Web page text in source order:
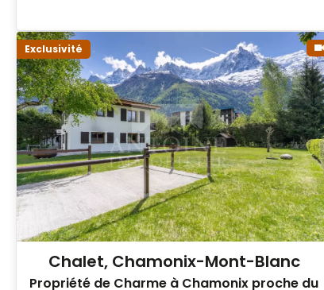
Exclusivité
Chalet, Chamonix-Mont-Blanc
Propriété de Charme à Chamonix proche du